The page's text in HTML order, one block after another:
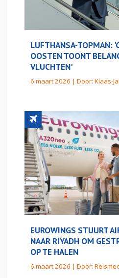
LUFTHANSA-TOPMAN:
OOSTEN TOONT
VLUCHTEN'
6 maart 2026 | Door: Klaas-
EUROWINGS STUURT
NAAR RIYADH OM
OP TE HALEN
6 maart 2026 | Door: